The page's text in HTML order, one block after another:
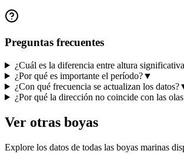
Preguntas frecuentes
¿Cuál es la diferencia entre altura
¿Por qué es importante el período?▼
¿Con qué frecuencia se actualizan los datos?
¿Por qué la dirección no coincide con las
Ver otras boyas
Explore los datos de todas las boyas marinas